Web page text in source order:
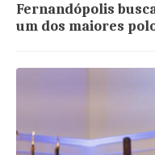
Fernandópolis
um dos maiores